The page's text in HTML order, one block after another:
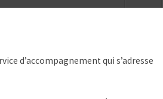
d’accompagnement qui s’adresse